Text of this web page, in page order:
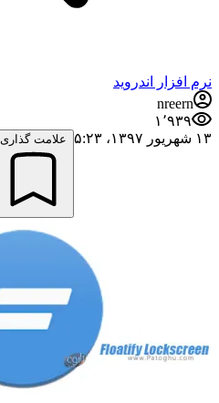
نرم افزار اندروید
nreern
۱٬۹۳۹
۱۳ شهریور ۱۳۹۷،‏ ۵:۲۳
علامت گذاری